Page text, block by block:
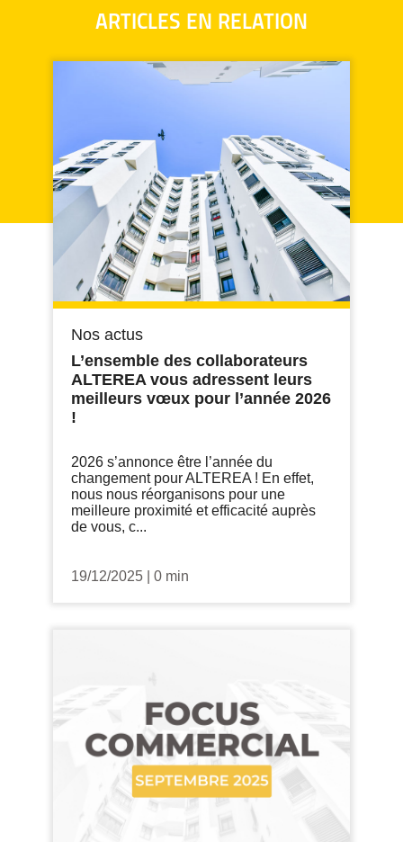
ARTICLES EN RELATION
Nos actus
L’ensemble des collaborateurs
ALTEREA vous adressent leurs
meilleurs vœux pour l’année 2026
!
2026 s’annonce être l’année du
changement pour ALTEREA ! En effet,
nous nous réorganisons pour une
meilleure proximité et efficacité auprès
de vous, c...
19/12/2025 0 min